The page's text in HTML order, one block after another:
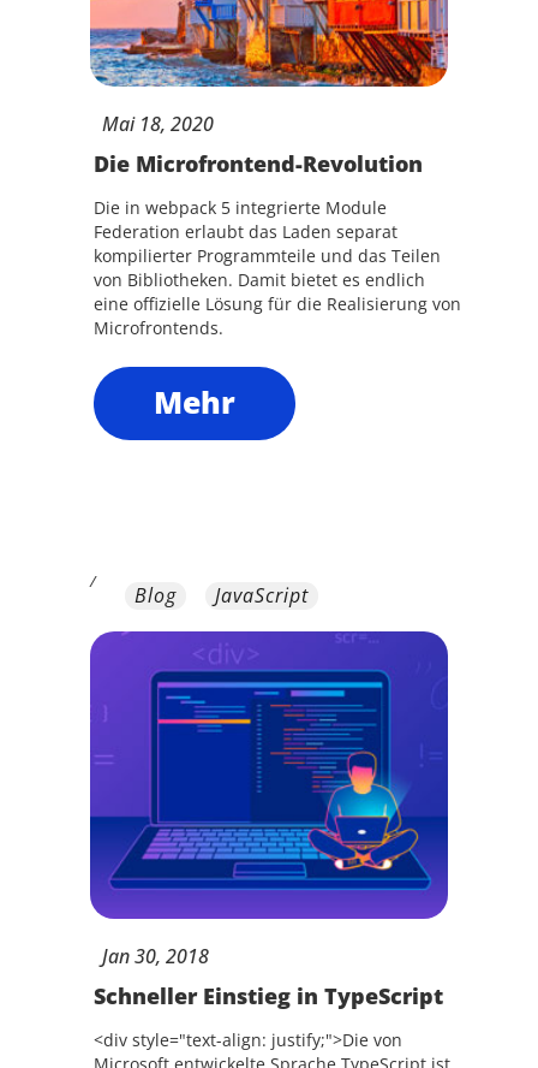
Mai 18, 2020
Die Microfrontend-Revolution
Die in webpack 5 integrierte Module
Federation erlaubt das Laden separat
kompilierter Programmteile und das Teilen
von Bibliotheken. Damit bietet es endlich
eine offizielle Lösung für die Realisierung von
Microfrontends.
Mehr
/
Blog JavaScript
Jan30, 2018
Schneller Einstieg in TypeScript
<div style="text-align: justify;">Die von